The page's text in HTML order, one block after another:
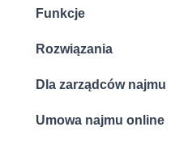
Funkcje
Rozwiązania
Dla zarządców najmu
Umowa najmu online